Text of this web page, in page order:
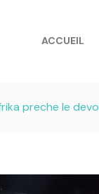
ACCUEIL
preche le